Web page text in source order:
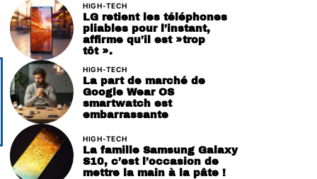
HIGH-TECH
LG retient les téléphones
pliables pour l’instant,
affirme qu’il est »trop
tôt ».
HIGH-TECH
La part de marché de
Google Wear OS
smartwatch est
embarrassante
HIGH-TECH
La famille Samsung Galaxy
S10, c’est l’occasion de
mettre la main à la pâte !